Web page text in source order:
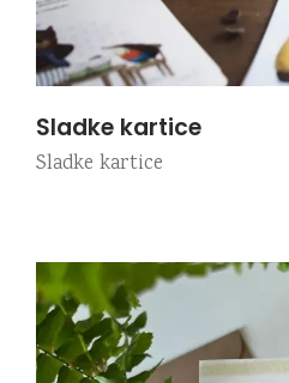
Sladke kartice
Sladke kartice